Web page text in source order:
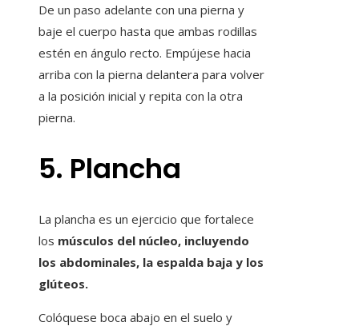
De un paso adelante con una pierna y
baje el cuerpo hasta que ambas rodillas
estén en ángulo recto. Empújese hacia
arriba con la pierna delantera para volver
a la posición inicial y repita con la otra
pierna.
5. Plancha
La plancha es un ejercicio que fortalece
los músculos del núcleo, incluyendo
los abdominales, la espalda baja y los
glúteos.
Colóquese boca abajo en el suelo y